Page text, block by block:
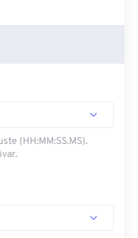
(HH:MM:SS.MS).